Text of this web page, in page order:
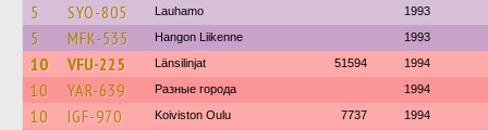
5 SYO-805 Lauhamo 1993
5 MFK-535 Hangon Liikenne 1993
10 VFU-225 Länsilinjat 51594 1994
10 YAR-639 Разные города 1994
10 IGF-970 Koiviston Oulu 7737 1994